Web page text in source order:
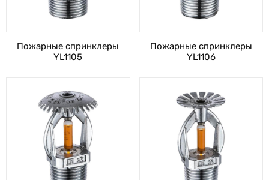
Пожарные спринклеры
YL1105
Пожарные спринклеры
YL1106